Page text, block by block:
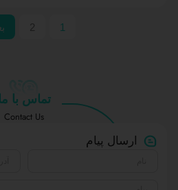
1
2
تماس با ما
Contact Us
ارسال پیام